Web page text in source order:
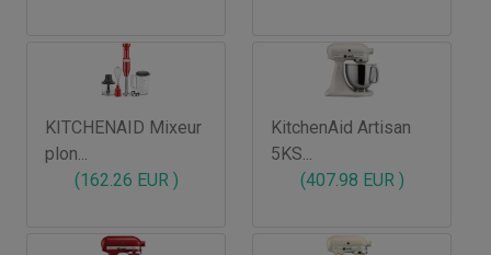
KITCHENAID Mixeur
plon...
(162.26 EUR )
KitchenAid Artisan
5KS...
(407.98 EUR )